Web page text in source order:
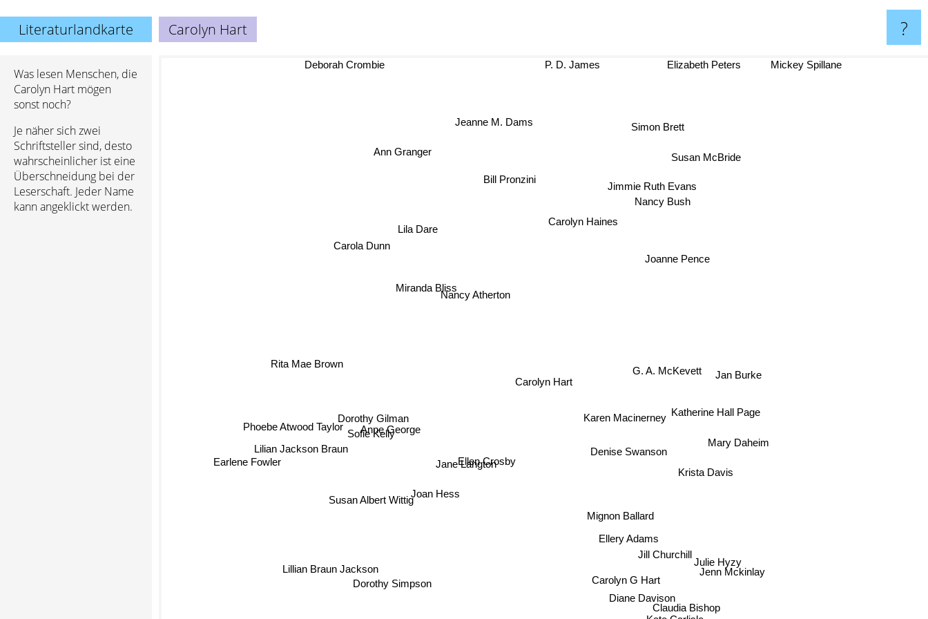
Literaturlandkarte Carolyn Hart ?
Was lesen Menschen, die
Carolyn Hart mögen
sonst noch?
Je näher sich zwei
Schriftsteller sind, desto
wahrscheinlicher ist eine
Überschneidung bei der
Leserschaft. Jeder Name
kann angeklickt werden.
Carolyn Hart
Mary Daheim
Katherine Hall Page
G. A. McKevett
Karen Macinerney
Rita Mae Brown
Denise Swanson
Carolyn Haines
Ellen Crosby
Krista Davis
Jane Langton
Joan Hess
Jimmie Ruth Evans
Mignon Ballard
Miranda Bliss
Lilian Jackson Braun
Sofie Kelly
Ellery Adams
Carolyn G Hart
Nancy Atherton
Nancy Bush
Bill Pronzini
Anne George
Julie Hyzy
Jill Churchill
Jan Burke
Ann Granger
Carola Dunn
Phoebe Atwood Taylor
Jenn Mckinlay
Dorothy Simpson
Lila Dare
Susan McBride
Joanne Pence
Claudia Bishop
Jeanne M. Dams
Diane Davison
Mickey Spillane
Simon Brett
Deborah Crombie
Earlene Fowler
Elizabeth Peters
P. D. James